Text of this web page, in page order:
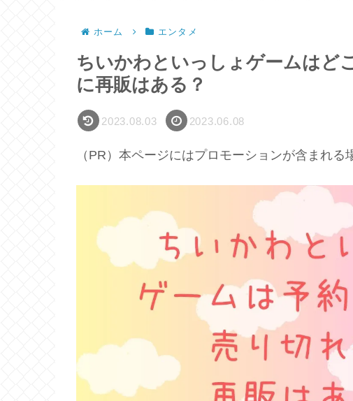
ホーム エンタメ
ちいかわといっしょゲームはど
に再販はある？
2023.08.03 2023.06.08
（PR）本ページにはプロモーションが含まれる